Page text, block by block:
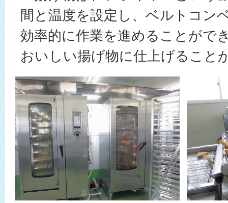
間と温度を設定し、ベルトコン
効率的に作業を進めることがで
おいしい揚げ物に仕上げること